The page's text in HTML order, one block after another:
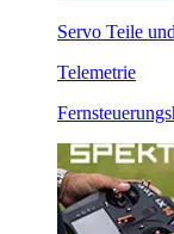
Servo Teile
Telemetrie